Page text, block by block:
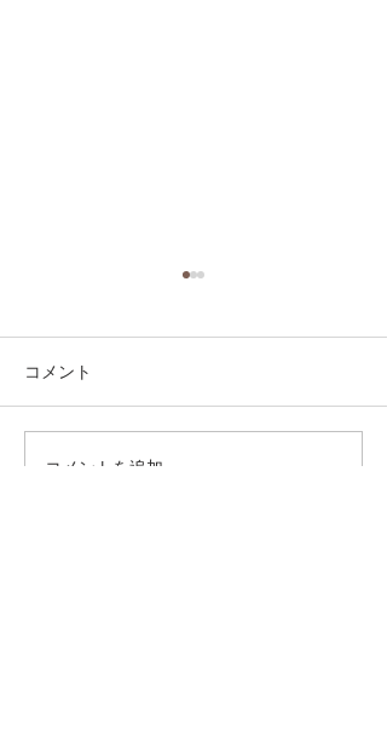
第41回日本クラブユース
コメント
コメントを追加…